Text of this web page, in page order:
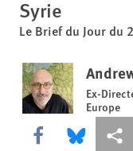
Syrie
Le Brief du Jour du
Ex-
Europe
Share this via
Share this